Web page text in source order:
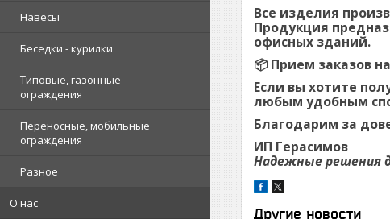
Навесы
Беседки - курилки
Типовые, газонные
ограждения
Переносные, мобильные
ограждения
Разное
О нас
Все изделия
Продукция
офисных зданий.
📦Прием заказов
Если вы хотите
любым удобным
Благодарим за
ИП Герасимов
Надежные решения
Другие новости